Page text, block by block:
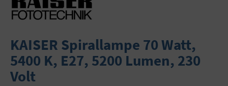
KAISER Spirallampe 70 Watt,
5400 K, E27, 5200 Lumen, 230
Volt